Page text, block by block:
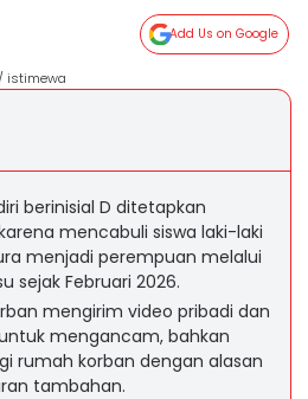
Add Us on Google
istimewa
berinisial D ditetapkan
mencabuli siswa laki-laki
menjadi perempuan melalui
sejak Februari 2026.
mengirim video pribadi dan
mengancam, bahkan
rumah korban dengan alasan
tambahan.